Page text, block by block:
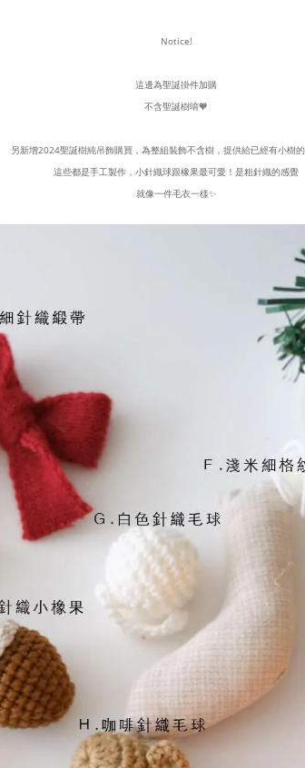
Notice!
這邊為聖誕掛件加購
不含聖誕樹唷🧡
另新增2024聖誕樹純吊飾購買，為整組裝飾不含樹，提供給已經有小樹
這些都是手工製作，小針織球跟橡果最可愛！是粗針織的感覺
就像一件毛衣一樣✨